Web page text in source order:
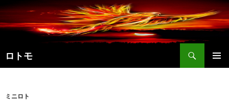
コ
テ
ツ
へ
ロトモ
索
ミニロト